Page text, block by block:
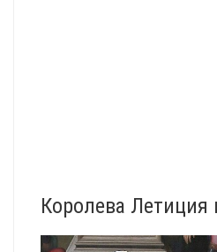
Королева Летиция